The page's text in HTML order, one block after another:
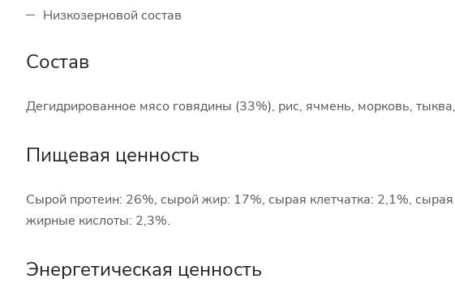
Низкозерновой состав
Состав
Дегидрированное мясо говядины (33%), рис, ячмень, морковь,
Пищевая ценность
Сырой протеин: 26%, сырой жир: 17%, сырая клетчатка: 2,1%,
жирные кислоты: 2,3%.
Энергетическая ценность